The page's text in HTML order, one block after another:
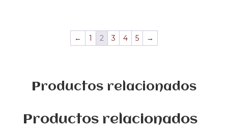
← 1 2 3 4 5 →
Productos relacionados
Productos relacionados